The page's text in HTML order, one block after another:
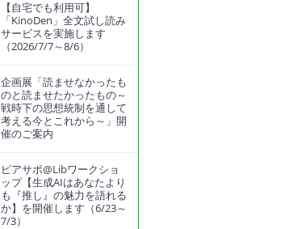
【自宅でも利用可】
「KinoDen」全文試し読み
サービスを実施します
（2026/7/7～8/6）
企画展「読ませなかったも
のと読ませたかったもの～
戦時下の思想統制を通して
考える今とこれから～」開
催のご案内
ピアサポ@Libワークショ
ップ【生成AIはあなたより
も『推し』の魅力を語れる
か】を開催します（6/23～
7/3）